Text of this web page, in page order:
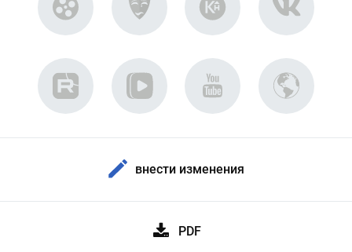
внести изменения
PDF